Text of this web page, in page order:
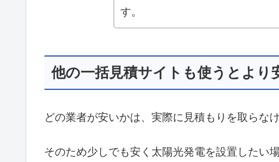
す。
他の一括見積サイトも使うとより
どの業者が安いかは、実際に見積もりを取らな
そのため少しでも安く太陽光発電を設置したい